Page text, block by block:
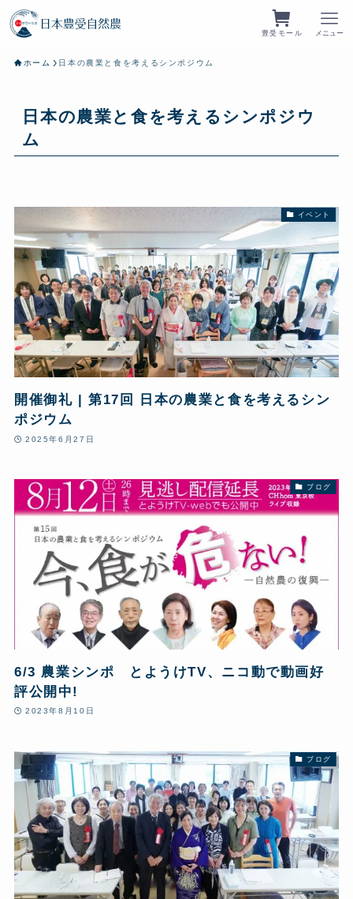
豊受モール メニュー
ホーム 日本の農業と食を考えるシンポジウム
日本の農業と食を考えるシンポジウ
ム
イベント
開催御礼 | 第17回 日本の農業と食を考えるシン
ポジウム
2025年6月27日
ブログ
6/3 農業シンポ とようけTV、ニコ動で動画好
評公開中!
2023年8月10日
ブログ